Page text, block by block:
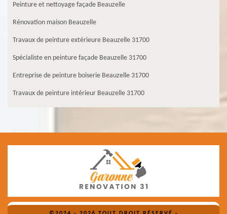
Peinture et nettoyage façade Beauzelle
Rénovation maison Beauzelle
Travaux de peinture extérieure Beauzelle 31700
Spécialiste en peinture façade Beauzelle 31700
Entreprise de peinture boiserie Beauzelle 31700
Travaux de peinture intérieur Beauzelle 31700